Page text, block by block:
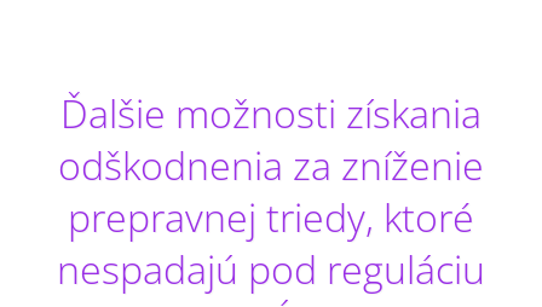
Ďalšie možnosti získania
odškodnenia za zníženie
prepravnej triedy, ktoré
nespadajú pod reguláciu